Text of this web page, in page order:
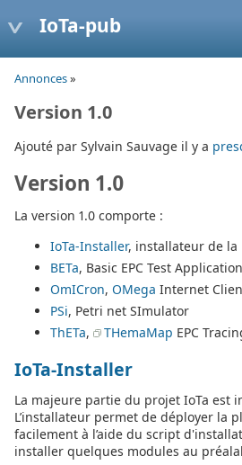
IoTa-pub
Annonces»
Version 1.0
Ajouté par Sylvain Sauvage il y a
Version 1.0
La version 1.0 comporte :
IoTa-Installer, installateur de la
BETa, Basic EPC Test Application
OmICron, OMega Internet
PSi, Petri net SImulator
ThETa, THemaMap EPC
IoTa-Installer
La majeure partie du projet IoTa est
L’installateur permet de déployer la
facilement à l’aide du script
installer quelques modules au